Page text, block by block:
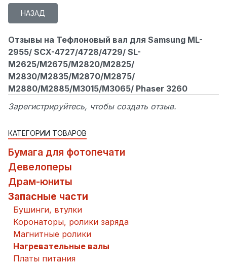
Отзывы на Тефлоновый вал для Samsung ML-
2955/ SCX-4727/4728/4729/ SL-
M2625/M2675/M2820/M2825/
M2830/M2835/M2870/M2875/
M2880/M2885/M3015/M3065/ Phaser 3260
Зарегистрируйтесь, чтобы создать отзыв.
КАТЕГОРИИ ТОВАРОВ
Бумага для фотопечати
Девелоперы
Драм-юниты
Запасные части
Бушинги, втулки
Коронаторы, ролики заряда
Магнитные ролики
Нагревательные валы
Платы питания